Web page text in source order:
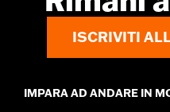
ISCRIVITI
IMPARA AD ANDARE IN